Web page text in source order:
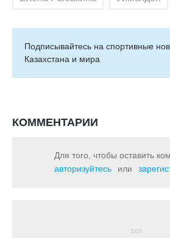
Подписывайтесь на cпортивные
Казахстана и мира
КОММЕНТАРИИ
Для того, чтобы оставить
авторизуйтесь
или